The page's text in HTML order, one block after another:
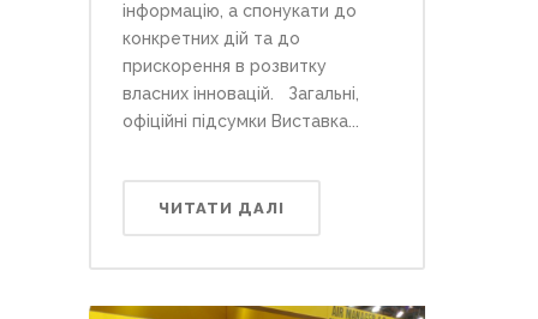
інформацію, а спонукати до
конкретних дій та до
прискорення в розвитку
власних інновацій. Загальні,
офіційні підсумки Виставка...
ЧИТАТИ ДАЛІ